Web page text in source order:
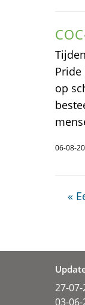
op
06-08-
«
27-
03-